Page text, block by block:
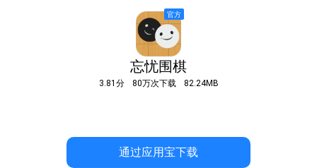
忘忧围棋
3.81分 80万次下载 82.24MB
通过应用宝下载